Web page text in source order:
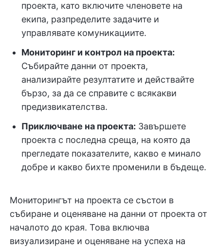
проекта, като включите членовете на
екипа, разпределите задачите и
управлявате комуникациите.
Мониторинг и контрол на проекта:
Събирайте данни от проекта,
анализирайте резултатите и действайте
бързо, за да се справите с всякакви
предизвикателства.
Приключване на проекта: Завършете
проекта с последна среща, на която да
прегледате показателите, какво е минало
добре и какво бихте променили в бъдеще.
Мониторингът на проекта се състои в
събиране и оценяване на данни от проекта от
началото до края. Това включва
визуализиране и оценяване на успеха на